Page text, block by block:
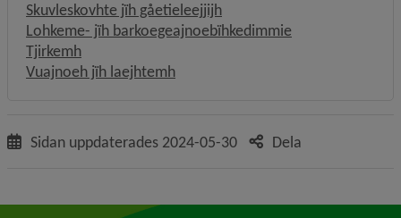
Skuvleskovhte jïh gåetieleejjijh
Lohkeme- jïh barkoegeajnoebïhkedimmie
Tjirkemh
Vuajnoeh jïh laejhtemh
Sidan uppdaterades 2024-05-30 Dela